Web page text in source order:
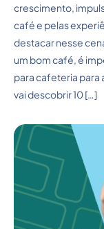
crescimento,
café e pelas
destacar nesse
um bom café, é
para cafeteria para
vai descobrir 10 […]